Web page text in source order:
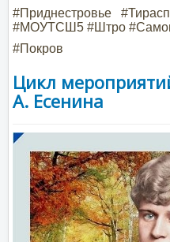
#Приднестровье
#МОУТСШ5 #Штро
#Покров
Цикл
А. Есенина